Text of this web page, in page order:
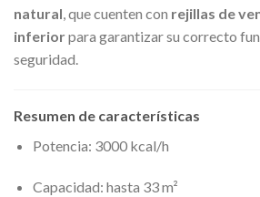
natural , que cuenten con rejillas de
inferiorpara garantizar su correcto
seguridad.
Resumen de características
Potencia: 3000 kcal/h
Capacidad: hasta 33 m²